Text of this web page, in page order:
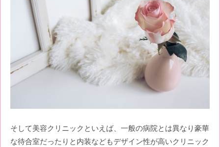
そして美容クリニックといえば、一般の病院とは異なり豪華
な待合室だったりと内装などもデザイン性が高いクリニック